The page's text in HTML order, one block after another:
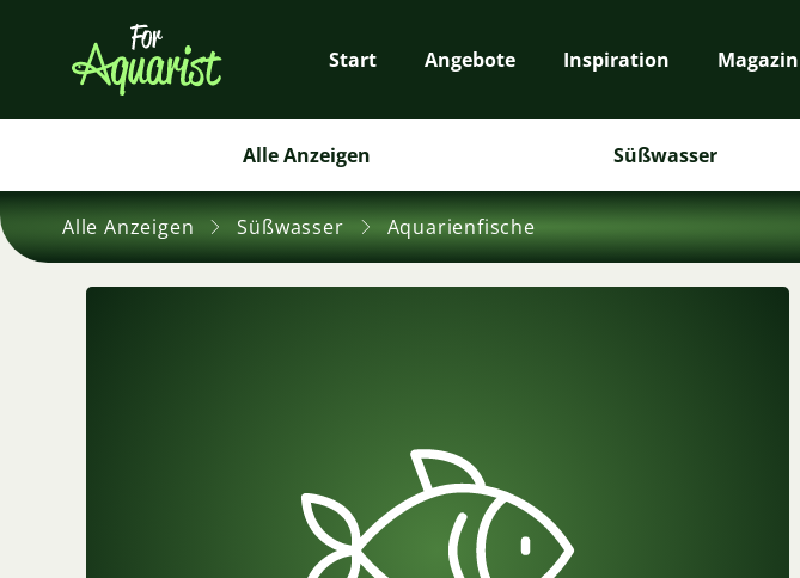
Start Angebote Inspiration Magazin
Alle Anzeigen Süßwasser
Alle Anzeigen Süßwasser Aquarienfische